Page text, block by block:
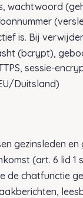
wachtwoord
is. Bij
(bcrypt),
sessie-
Duitsland)
gezinsleden
(art. 6 lid 1
de chatfunctie